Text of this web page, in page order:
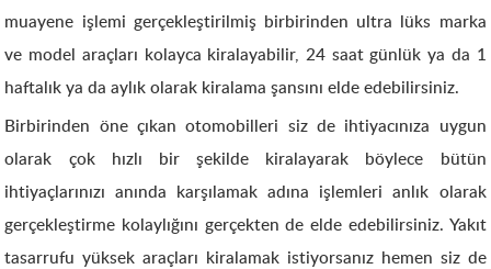
muayene işlemi gerçekleştirilmiş birbirinden ultra lüks marka
ve model araçları kolayca kiralayabilir, 24 saat günlük ya da 1
haftalık ya da aylık olarak kiralama şansını elde edebilirsiniz.
Birbirinden öne çıkan otomobilleri siz de ihtiyacınıza uygun
olarak çok hızlı bir şekilde kiralayarak böylece bütün
ihtiyaçlarınızı anında karşılamak adına işlemleri anlık olarak
gerçekleştirme kolaylığını gerçekten de elde edebilirsiniz. Yakıt
tasarrufu yüksek araçları kiralamak istiyorsanız hemen siz de